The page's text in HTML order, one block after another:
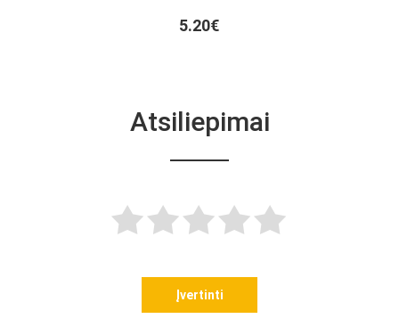
5.20€
Atsiliepimai
Įvertinti